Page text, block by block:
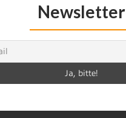
Newsletter